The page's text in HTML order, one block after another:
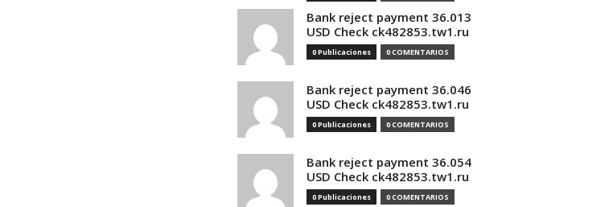
Bank reject payment 36.013
USD Check ck482853.tw1.ru
0 Publicaciones 0 COMENTARIOS
Bank reject payment 36.046
USD Check ck482853.tw1.ru
0 Publicaciones 0 COMENTARIOS
Bank reject payment 36.054
USD Check ck482853.tw1.ru
0 Publicaciones 0 COMENTARIOS